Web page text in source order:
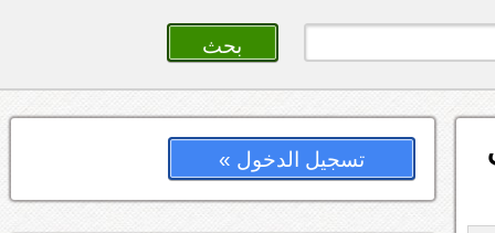
تسجيل الدخول »